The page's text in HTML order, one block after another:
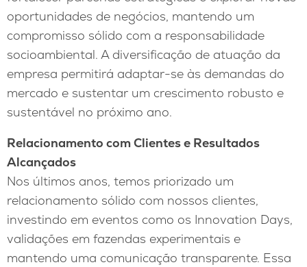
oportunidades de negócios, mantendo um
compromisso sólido com a responsabilidade
socioambiental. A diversificação de atuação da
empresa permitirá adaptar-se às demandas do
mercado e sustentar um crescimento robusto e
sustentável no próximo ano.
Relacionamento com Clientes e Resultados
Alcançados
Nos últimos anos, temos priorizado um
relacionamento sólido com nossos clientes,
investindo em eventos como os Innovation Days,
validações em fazendas experimentais e
mantendo uma comunicação transparente. Essa